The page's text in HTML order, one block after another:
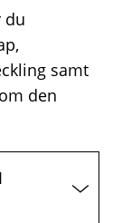
du
samt
den